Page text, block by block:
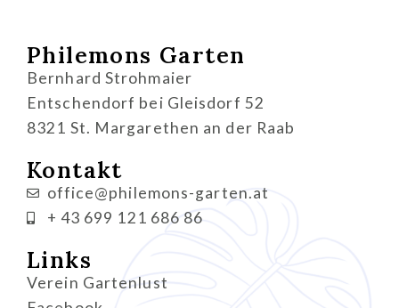
Philemons Garten
Bernhard Strohmaier
Entschendorf bei Gleisdorf 52
8321 St. Margarethen an der Raab
Kontakt
office@philemons-garten.at
+ 43 699 121 686 86
Links
Verein Gartenlust